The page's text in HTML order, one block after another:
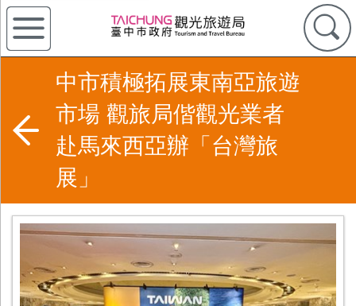
中市積極拓展東南亞旅遊
市場 觀旅局偕觀光業者
赴馬來西亞辦「台灣旅
展」